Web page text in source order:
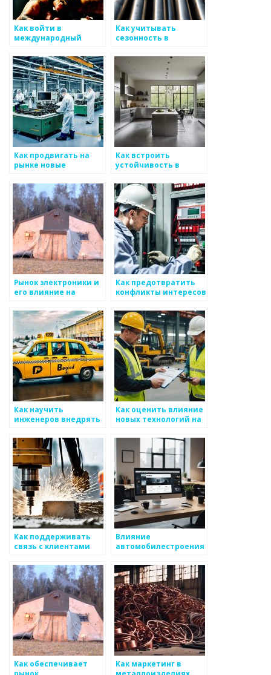
Как войти в
международный
металоизделий
Как учитывать
сезонность в
металоизделий
Как продвигать на
рынке новые
металоизделий
Как встроить
устойчивость в
производства
металоизделий
Рынок электроники и
его влияние на
металоизделий
Как предотвратить
конфликты интересов
металоизделий
Как научить
инженеров внедрять
производстве
металоизделий
Как оценить влияние
новых технологий на
металоизделий
Как поддерживать
связь с клиентами
металоизделий
Влияние
автомобилестроения
металлоизделий
Как обеспечивает
Как маркетинг в